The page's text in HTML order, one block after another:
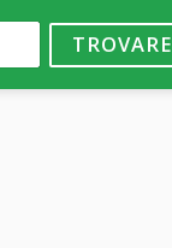
TROVARE